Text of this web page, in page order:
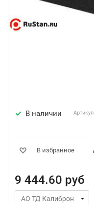
В наличии Артикул
В избранное
9 444.60 руб